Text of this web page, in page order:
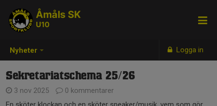
Nyheter Logga in
Åmåls SK
U10
Sekretariatschema 25/26
3 nov 2025
0 kommentarer